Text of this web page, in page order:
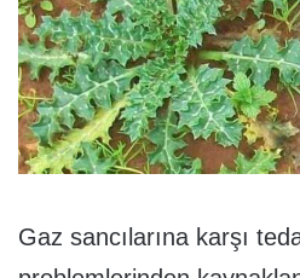
Gaz sancılarına karşı